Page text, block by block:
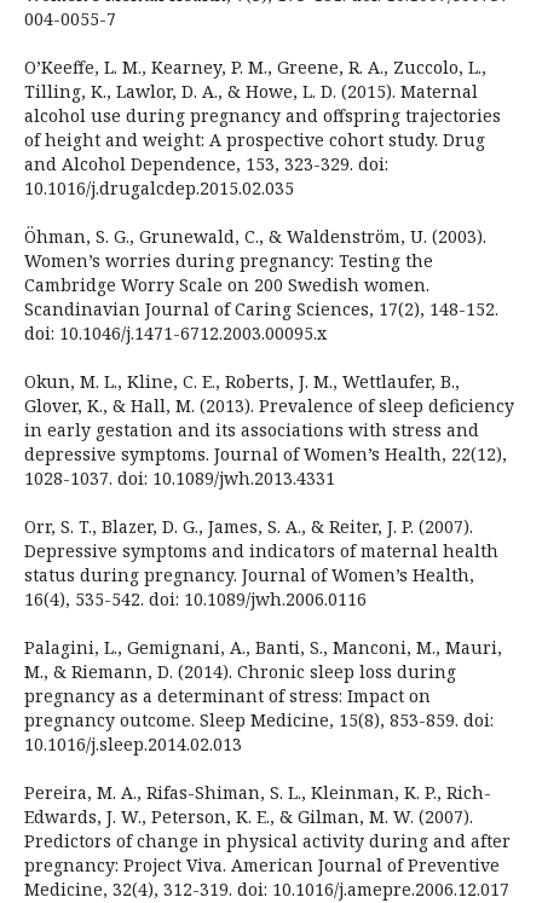
004-0055-7
O’Keeffe, L. M., Kearney, P. M., Greene, R. A., Zuccolo, L.,
Tilling, K., Lawlor, D. A., & Howe, L. D. (2015). Maternal
alcohol use during pregnancy and offspring trajectories
of height and weight: A prospective cohort study. Drug
and Alcohol Dependence, 153, 323-329. doi:
10.1016/j.drugalcdep.2015.02.035
Öhman, S. G., Grunewald, C., & Waldenström, U. (2003).
Women’s worries during pregnancy: Testing the
Cambridge Worry Scale on 200 Swedish women.
Scandinavian Journal of Caring Sciences, 17(2), 148-152.
doi: 10.1046/j.1471-6712.2003.00095.x
Okun, M. L., Kline, C. E., Roberts, J. M., Wettlaufer, B.,
Glover, K., & Hall, M. (2013). Prevalence of sleep deficiency
in early gestation and its associations with stress and
depressive symptoms. Journal of Women’s Health, 22(12),
1028-1037. doi: 10.1089/jwh.2013.4331
Orr, S. T., Blazer, D. G., James, S. A., & Reiter, J. P. (2007).
Depressive symptoms and indicators of maternal health
status during pregnancy. Journal of Women’s Health,
16(4), 535-542. doi: 10.1089/jwh.2006.0116
Palagini, L., Gemignani, A., Banti, S., Manconi, M., Mauri,
M., & Riemann, D. (2014). Chronic sleep loss during
pregnancy as a determinant of stress: Impact on
pregnancy outcome. Sleep Medicine, 15(8), 853-859. doi:
10.1016/j.sleep.2014.02.013
Pereira, M. A., Rifas-Shiman, S. L., Kleinman, K. P., Rich-
Edwards, J. W., Peterson, K. E., & Gilman, M. W. (2007).
Predictors of change in physical activity during and after
pregnancy: Project Viva. American Journal of Preventive
Medicine, 32(4), 312-319. doi: 10.1016/j.amepre.2006.12.017